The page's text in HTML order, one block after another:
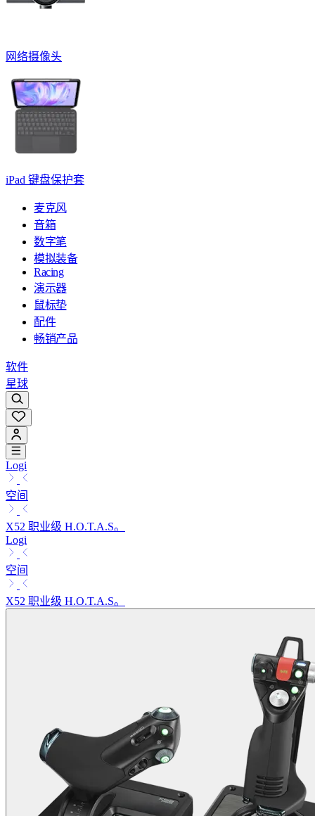
网络摄像头
iPad 键盘保护套
麦克风
音箱
数字笔
模拟装备
Racing
演示器
鼠标垫
配件
畅销产品
软件
星球
Logi
空间
X52 职业级 H.O.T.A.S。
Logi
空间
X52 职业级 H.O.T.A.S。